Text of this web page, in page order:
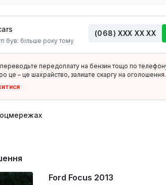
був: більше року тому
(068) ХХХ ХХ ХХ
переводьте передоплату на бензин тощо по
це – це шахрайство, залиште скаргу на оголошення.
Ford Focus 2013